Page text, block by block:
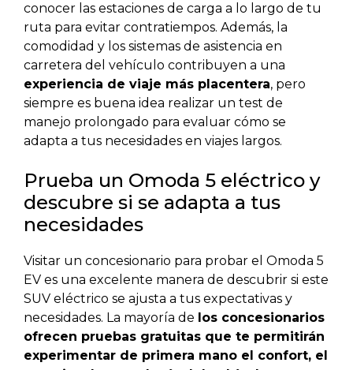
conocer las estaciones de carga a lo largo de tu
ruta para evitar contratiempos. Además, la
comodidad y los sistemas de asistencia en
carretera del vehículo contribuyen a una
experiencia de viaje más placentera, pero
siempre es buena idea realizar un test de
manejo prolongado para evaluar cómo se
adapta a tus necesidades en viajes largos.
Prueba un Omoda 5 eléctrico y
descubre si se adapta a tus
necesidades
Visitar un concesionario para probar el Omoda 5
EV es una excelente manera de descubrir si este
SUV eléctrico se ajusta a tus expectativas y
necesidades. La mayoría de los concesionarios
ofrecen pruebas gratuitas que te permitirán
experimentar de primera mano el confort, el